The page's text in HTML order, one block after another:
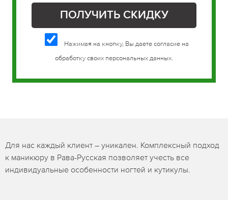
Нажимая на кнопку, Вы даете согласие на
обработку своих персональных данных.
Для нас каждый клиент – уникален. Комплексный подход
к маникюру в Рава-Русская позволяет учесть все
индивидуальные особенности ногтей и кутикулы.